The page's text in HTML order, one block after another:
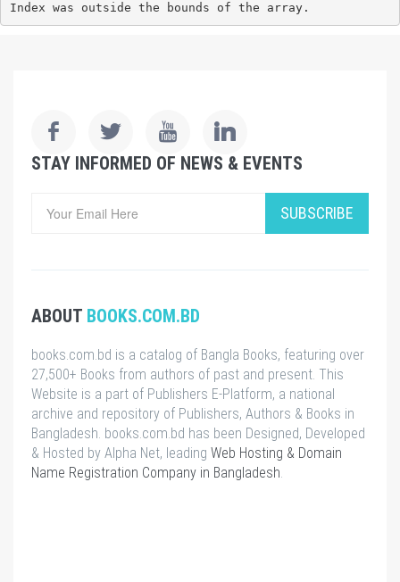
Index was outside the bounds of the array.
STAY INFORMED OF NEWS & EVENTS
SUBSCRIBE
ABOUT BOOKS.COM.BD
books.com.bd is a catalog of Bangla Books, featuring over
27,500+ Books from authors of past and present. This
Website is a part of Publishers E-Platform, a national
archive and repository of Publishers, Authors & Books in
Bangladesh. books.com.bd has been Designed, Developed
& Hosted by Alpha Net, leading Web Hosting & Domain
Name Registration Company in Bangladesh.